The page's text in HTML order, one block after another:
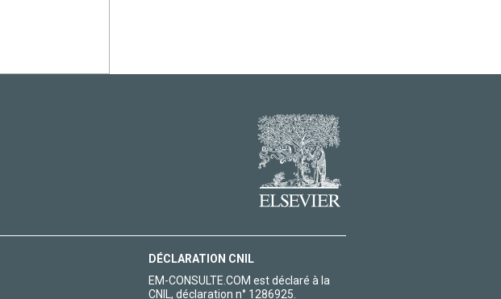
DÉCLARATION CNIL
EM-CONSULTE.COM est déclaré à la
CNIL, déclaration n° 1286925.